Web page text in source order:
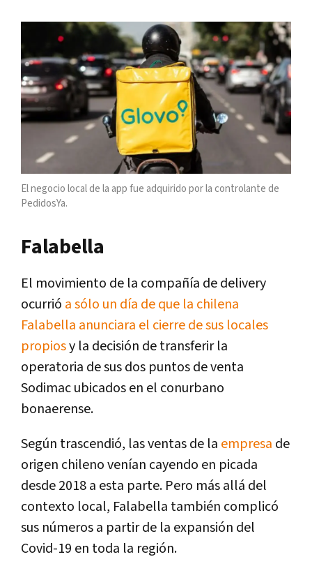
El negocio local de la app fue adquirido por la controlante de
PedidosYa.
Falabella
El movimiento de la compañía de delivery
ocurrió a sólo un día de que la chilena
Falabella anunciara el cierre de sus locales
propiosy la decisión de transferir la
operatoria de sus dos puntos de venta
Sodimac ubicados en el conurbano
bonaerense.
Según trascendió, las ventas de la empresa de
origen chileno venían cayendo en picada
desde 2018 a esta parte. Pero más allá del
contexto local, Falabella también complicó
sus números a partir de la expansión del
Covid-19 en toda la región.